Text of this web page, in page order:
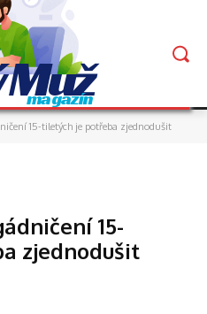
magazín
15-tiletých je potřeba zjednodušit
15-
zjednodušit